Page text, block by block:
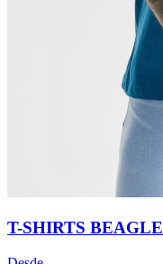
T-SHIRTS BEAGLE